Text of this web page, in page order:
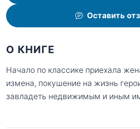
Оставить
О КНИГЕ
Начало по классике приехала
измена, покушение на жизнь
завладеть недвижимым и иным